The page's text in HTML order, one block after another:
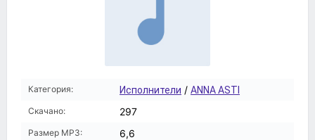
Категория: Исполнители / ANNA ASTI
Скачано: 297
Размер MP3: 6,6